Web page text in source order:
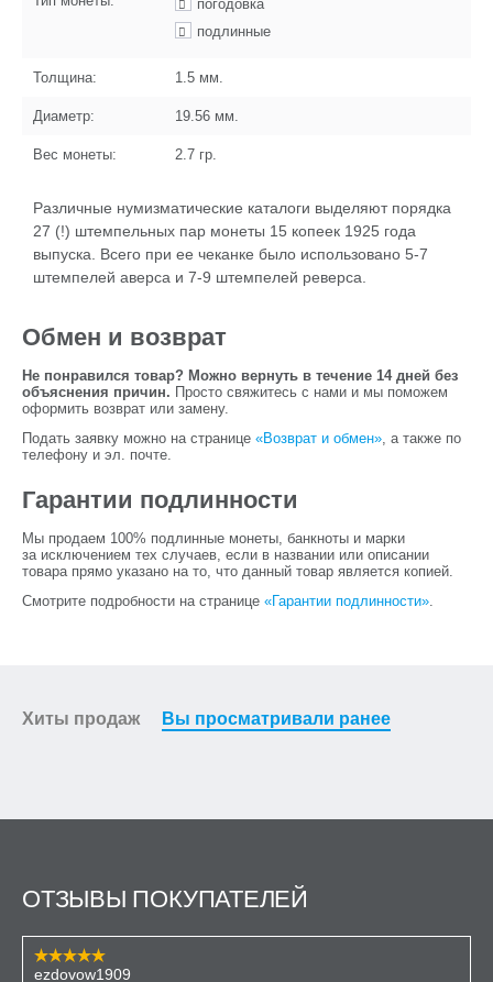
погодовка
подлинные
Толщина: 1.5 мм.
Диаметр: 19.56 мм.
Вес монеты: 2.7 гр.
Различные нумизматические каталоги выделяют порядка
27 (!) штемпельных пар монеты 15 копеек 1925 года
выпуска. Всего при ее чеканке было использовано 5-7
штемпелей аверса и 7-9 штемпелей реверса.
Обмен и возврат
Не понравился товар? Можно вернуть в течение 14 дней без
объяснения причин. Просто свяжитесь с нами и мы поможем
оформить возврат или замену.
Подать заявку можно на странице «Возврат и обмен», а также по
телефону и эл. почте.
Гарантии подлинности
Мы продаем 100% подлинные монеты, банкноты и марки
за исключением тех случаев, если в названии или описании
товара прямо указано на то, что данный товар является копией.
Смотрите подробности на странице «Гарантии подлинности».
Хиты продаж Вы просматривали ранее
ОТЗЫВЫ ПОКУПАТЕЛЕЙ
ezdovow1909